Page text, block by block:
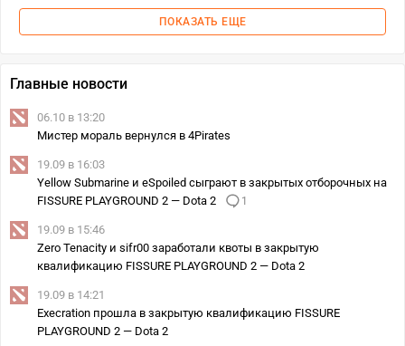
ПОКАЗАТЬ ЕЩЕ
Главные новости
06.10 в 13:20
Мистер мораль вернулся в 4Pirates
19.09 в 16:03
Yellow Submarine и eSpoiled сыграют в закрытых отборочных на
FISSURE PLAYGROUND 2 — Dota 2
1
19.09 в 15:46
Zero Tenacity и sifr00 заработали квоты в закрытую
квалификацию FISSURE PLAYGROUND 2 — Dota 2
19.09 в 14:21
Execration прошла в закрытую квалификацию FISSURE
PLAYGROUND 2 — Dota 2